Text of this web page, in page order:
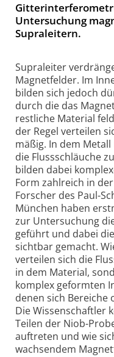
Untersuchung
Supraleitern.
Supraleiter
Magnet­felder. Im
bilden sich jedoch
durch die das
restliche Material
der Regel verteilen
mäßig. In dem
die Fluss­schläuche
bilden dabei
Form zahlreich in
Forscher des Paul-
München haben
zur Unter­suchung
ge­führt und dabei
sichtbar gemacht.
verteilen sich die
in dem Material,
komplex geformten
denen sich Bereiche
Die Wissen­schaftler
Teilen der Niob-
auftreten und wie
wachsendem